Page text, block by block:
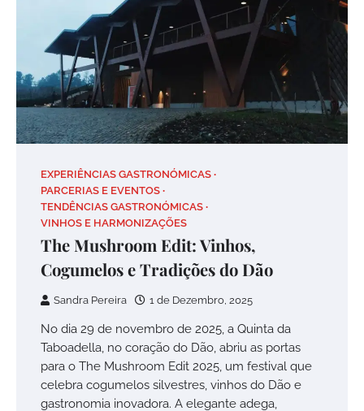
EXPERIÊNCIAS GASTRONÓMICAS
PARCERIAS E EVENTOS
TENDÊNCIAS GASTRONÓMICAS
VINHOS E HARMONIZAÇÕES
The Mushroom Edit: Vinhos,
Cogumelos e Tradições do Dão
Sandra Pereira 1 de Dezembro, 2025
No dia 29 de novembro de 2025, a Quinta da
Taboadella, no coração do Dão, abriu as portas
para o The Mushroom Edit 2025, um festival que
celebra cogumelos silvestres, vinhos do Dão e
gastronomia inovadora. A elegante adega,